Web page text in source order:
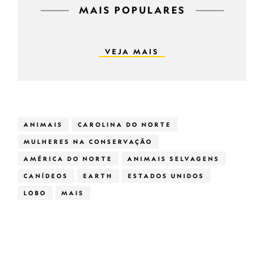
MAIS POPULARES
VEJA MAIS
ANIMAIS CAROLINA DO NORTE
MULHERES NA CONSERVAÇÃO
AMÉRICA DO NORTE ANIMAIS SELVAGENS
CANÍDEOS EARTH ESTADOS UNIDOS
LOBO MAIS